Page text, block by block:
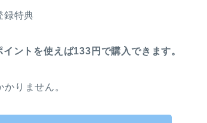
特典
イントを使えば133円で購入できます。
りません。